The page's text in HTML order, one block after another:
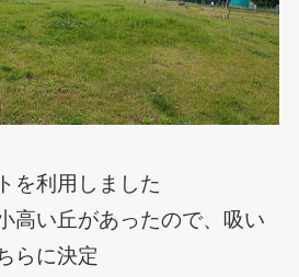
を利用しました
高い丘があったので、吸い
らに決定